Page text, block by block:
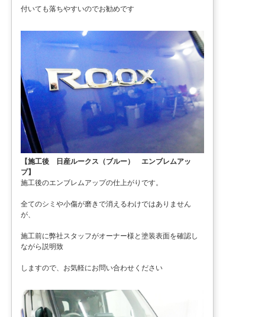
付いても落ちやすいのでお勧めです
【施工後 日産ルークス（ブルー） エンブレムアッ
プ】
施工後のエンブレムアップの仕上がりです。
全てのシミや小傷が磨きで消えるわけではありません
が、
施工前に弊社スタッフがオーナー様と塗装表面を確認し
ながら説明致
しますので、お気軽にお問い合わせください